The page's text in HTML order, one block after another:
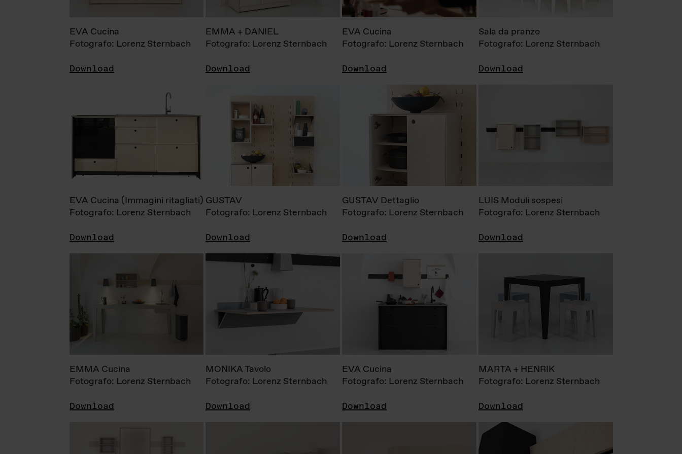
EVA Cucina
Fotografo: Lorenz Sternbach
Download
EMMA + DANIEL
Fotografo: Lorenz Sternbach
Download
EVA Cucina
Fotografo: Lorenz Sternbach
Download
Sala da pranzo
Fotografo: Lorenz Sternbach
Download
EVA Cucina (Immagini ritagliati)
Fotografo: Lorenz Sternbach
Download
GUSTAV
Fotografo: Lorenz Sternbach
Download
GUSTAV Dettaglio
Fotografo: Lorenz Sternbach
Download
LUIS Moduli sospesi
Fotografo: Lorenz Sternbach
Download
EMMA Cucina
Fotografo: Lorenz Sternbach
Download
MONIKA Tavolo
Fotografo: Lorenz Sternbach
Download
EVA Cucina
Fotografo: Lorenz Sternbach
Download
MARTA + HENRIK
Fotografo: Lorenz Sternbach
Download